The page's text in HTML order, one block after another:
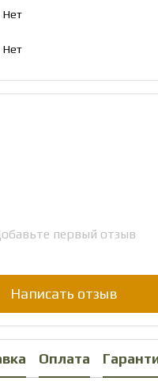
Нет
Нет
первый отзыв
Написать отзыв
Оплата